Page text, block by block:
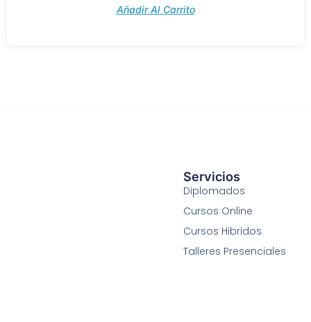
Añadir Al Carrito
Servicios
Diplomados
Cursos Online
Cursos Hibridos
Talleres Presenciales